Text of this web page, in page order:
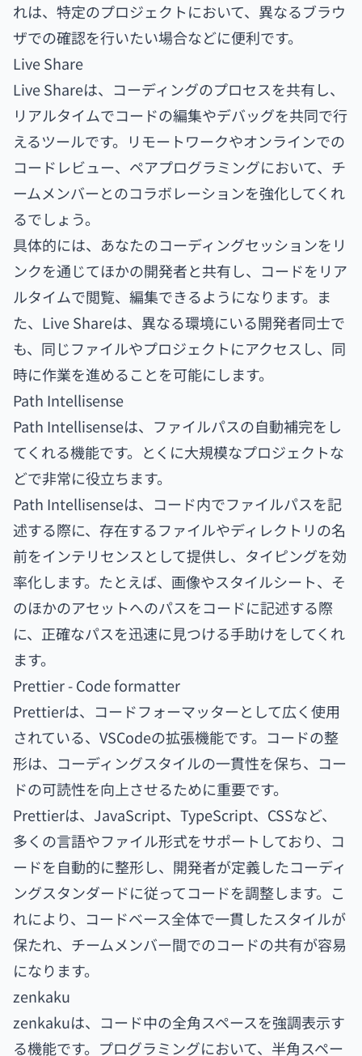
れは、特定のプロジェクトにおいて、異なるブラウ
ザでの確認を行いたい場合などに便利です。
Live Share
Live Shareは、コーディングのプロセスを共有し、
リアルタイムでコードの編集やデバッグを共同で行
えるツールです。リモートワークやオンラインでの
コードレビュー、ペアプログラミングにおいて、チ
ームメンバーとのコラボレーションを強化してくれ
るでしょう。
具体的には、あなたのコーディングセッションをリ
ンクを通じてほかの開発者と共有し、コードをリア
ルタイムで閲覧、編集できるようになります。ま
た、Live Shareは、異なる環境にいる開発者同士で
も、同じファイルやプロジェクトにアクセスし、同
時に作業を進めることを可能にします。
Path Intellisense
Path Intellisenseは、ファイルパスの自動補完をし
てくれる機能です。とくに大規模なプロジェクトな
どで非常に役立ちます。
Path Intellisenseは、コード内でファイルパスを記
述する際に、存在するファイルやディレクトリの名
前をインテリセンスとして提供し、タイピングを効
率化します。たとえば、画像やスタイルシート、そ
のほかのアセットへのパスをコードに記述する際
に、正確なパスを迅速に見つける手助けをしてくれ
ます。
Prettier - Code formatter
Prettierは、コードフォーマッターとして広く使用
されている、VSCodeの拡張機能です。コードの整
形は、コーディングスタイルの一貫性を保ち、コー
ドの可読性を向上させるために重要です。
Prettierは、JavaScript、TypeScript、CSSなど、
多くの言語やファイル形式をサポートしており、コ
ードを自動的に整形し、開発者が定義したコーディ
ングスタンダードに従ってコードを調整します。こ
れにより、コードベース全体で一貫したスタイルが
保たれ、チームメンバー間でのコードの共有が容易
になります。
zenkaku
zenkakuは、コード中の全角スペースを強調表示す
る機能です。プログラミングにおいて、半角スペー